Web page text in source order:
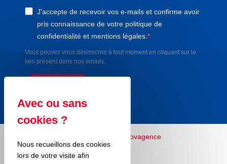
J'accepte de recevoir vos e-mails et confirme avoir
pris connaissance de votre politique de
confidentialité et mentions légales.
Vous pouvez vous désinscrire à tout moment en cliquant sur le
lien présent dans nos emails.
Nous recueillons des cookies
lors de votre visite afin